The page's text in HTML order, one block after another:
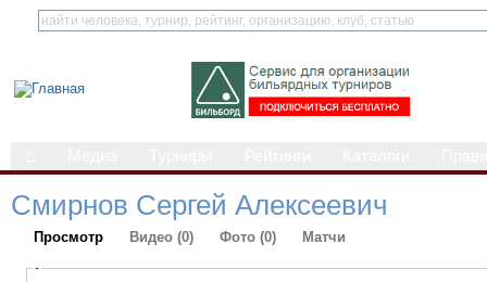
Смирнов Сергей Алексеевич
Просмотр Видео (0) Фото (0) Матчи
-